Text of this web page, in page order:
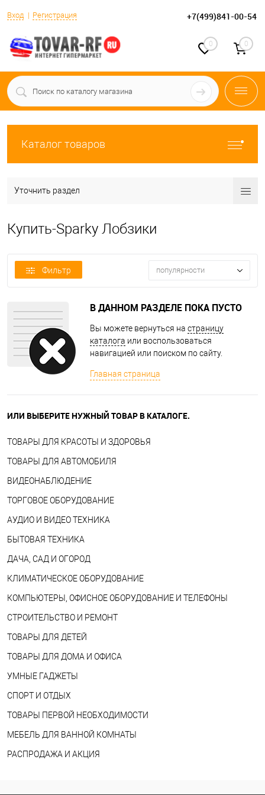
Вход Регистрация +7(499)841-00-54
0 0
Каталог товаров
Уточнить раздел
Купить-Sparky Лобзики
Фильтр популярности
В ДАННОМ РАЗДЕЛЕ ПОКА ПУСТО
Вы можете вернуться на страницу
каталога или воспользоваться
навигацией или поиском по сайту.
Главная страница
ИЛИ ВЫБЕРИТЕ НУЖНЫЙ ТОВАР В КАТАЛОГЕ.
ТОВАРЫ ДЛЯ КРАСОТЫ И ЗДОРОВЬЯ
ТОВАРЫ ДЛЯ АВТОМОБИЛЯ
ВИДЕОНАБЛЮДЕНИЕ
ТОРГОВОЕ ОБОРУДОВАНИЕ
АУДИО И ВИДЕО ТЕХНИКА
БЫТОВАЯ ТЕХНИКА
ДАЧА, САД И ОГОРОД
КЛИМАТИЧЕСКОЕ ОБОРУДОВАНИЕ
КОМПЬЮТЕРЫ, ОФИСНОЕ ОБОРУДОВАНИЕ И ТЕЛЕФОНЫ
СТРОИТЕЛЬСТВО И РЕМОНТ
ТОВАРЫ ДЛЯ ДЕТЕЙ
ТОВАРЫ ДЛЯ ДОМА И ОФИСА
УМНЫЕ ГАДЖЕТЫ
СПОРТ И ОТДЫХ
ТОВАРЫ ПЕРВОЙ НЕОБХОДИМОСТИ
МЕБЕЛЬ ДЛЯ ВАННОЙ КОМНАТЫ
РАСПРОДАЖА И АКЦИЯ